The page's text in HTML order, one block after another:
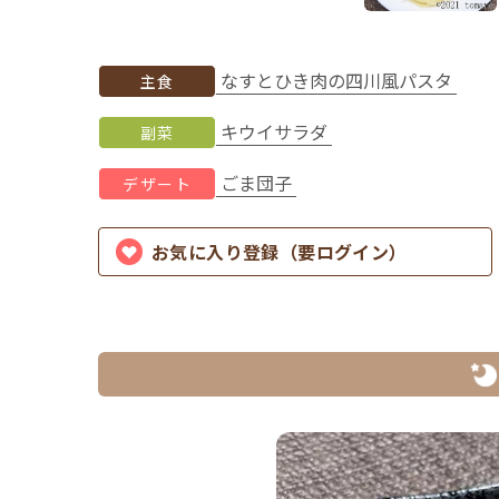
主食 なすとひき肉の四川風パスタ
副菜 キウイサラダ
デザート ごま団子
お気に入り登録（要ログイン）